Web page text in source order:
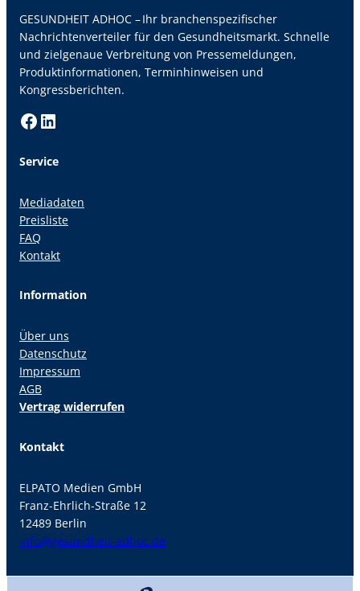
GESUNDHEIT ADHOC – Ihr branchenspezifischer
Nachrichtenverteiler für den Gesundheitsmarkt. Schnelle
und zielgenaue Verbreitung von Pressemeldungen,
Produktinformationen, Terminhinweisen und
Kongressberichten.
Facebook LinkedIn
Service
Mediadaten
Preisliste
FAQ
Kontakt
Information
Über uns
Datenschutz
Impressum
AGB
Vertrag widerrufen
Kontakt
ELPATO Medien GmbH
Franz-Ehrlich-Straße 12
12489 Berlin
info@gesundheit-adhoc.de